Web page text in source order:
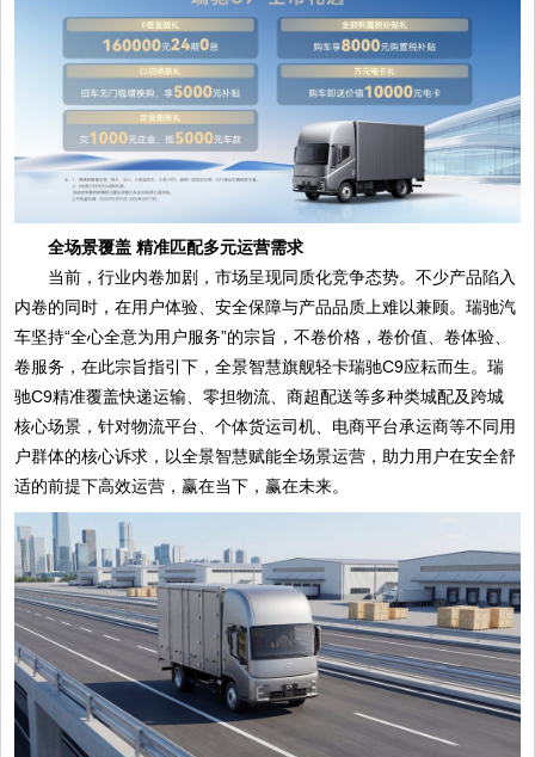
全场景覆盖 精准匹配多元运营需求
当前，行业内卷加剧，市场呈现同质化竞争态势。不少产品陷入
内卷的同时，在用户体验、安全保障与产品品质上难以兼顾。瑞驰汽
车坚持“全心全意为用户服务”的宗旨，不卷价格，卷价值、卷体验、
卷服务，在此宗旨指引下，全景智慧旗舰轻卡瑞驰C9应耘而生。瑞
驰C9精准覆盖快递运输、零担物流、商超配送等多种类城配及跨城
核心场景，针对物流平台、个体货运司机、电商平台承运商等不同用
户群体的核心诉求，以全景智慧赋能全场景运营，助力用户在安全舒
适的前提下高效运营，赢在当下，赢在未来。